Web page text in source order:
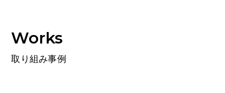
Works
取り組み事例